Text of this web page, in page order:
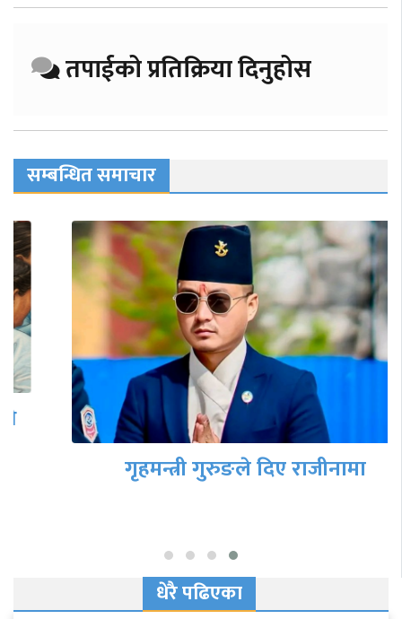
तपाईको प्रतिक्रिया दिनुहोस
सम्बन्धित समाचार
गृहमन्त्री गुरुङले दिए राजीनामा
धेरै पढिएका